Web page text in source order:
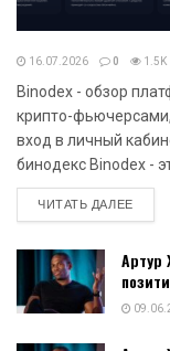
16.07.2026 0 1.5K
Binodex - обзор
крипто-
вход в личный
бинодекс Binodex -
ЧИТАТЬ ДАЛЕЕ
Артур